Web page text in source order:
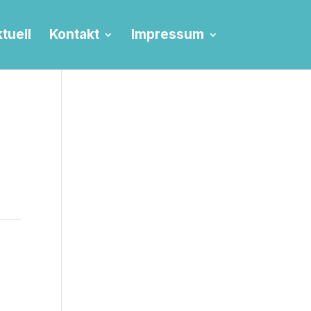
Kontakt Impressum